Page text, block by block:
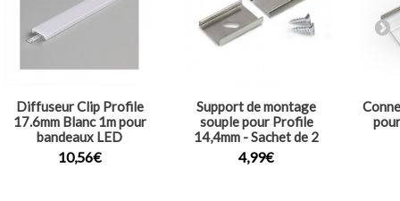
Diffuseur Clip Profile
17.6mm Blanc 1m pour
bandeaux LED
10,56€
Support de montage
souple pour Profile
14,4mm - Sachet de 2
4,99€